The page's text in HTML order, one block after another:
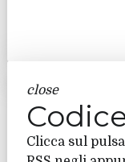
close
Clicca sul